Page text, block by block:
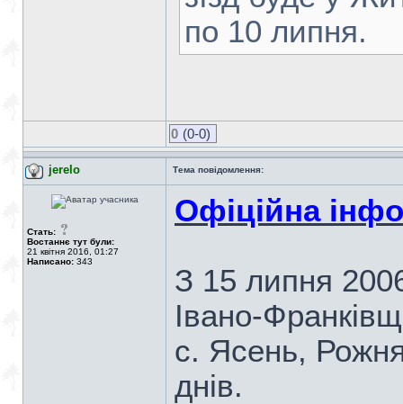
по 10 липня.
0 (0-0)
jerelo Тема повідомлення:
Стать:
Востаннє тут були:
21 квітня 2016, 01:27
Написано: 343
Офіційна
З 15 липня
Івано-
с. Ясень,
днів.